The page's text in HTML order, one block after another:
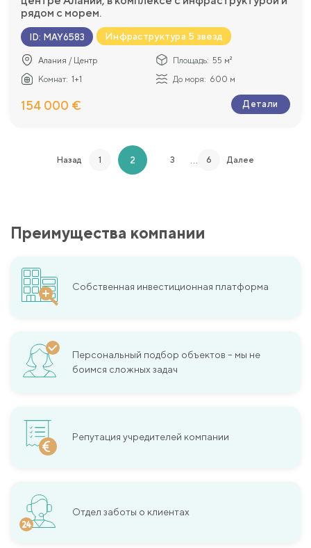
рядом с морем.
ID: MAY6583 Инфраструктура 5 звезд
Алания / Центр Площадь: 55 м²
Комнат: 1+1 До моря: 600 м
154 000 € Детали
Назад 1 2 3 … 6 Далее
Преимущества компании
Собственная инвестиционная платформа
Персональный подбор объектов – мы не
боимся сложных задач
Репутация учредителей компании
Отдел заботы о клиентах